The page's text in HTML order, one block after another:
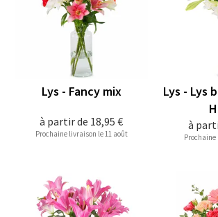
à partir de 18,95 €
Lys - Fancy mix
Prochaine livraison le 11 août
à
Lys - Lys